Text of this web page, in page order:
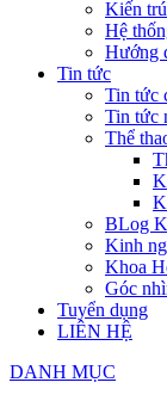
Kiến
Hệ
Hướng
Tin tức
Tin tức
Tin tức
Thể
BLog
Kinh
Khoa
Góc
Tuyển dụng
LIÊN HỆ
DANH MỤC